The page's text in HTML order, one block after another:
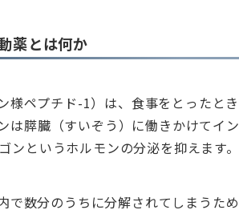
薬とは何か
様ペプチド-1）は、食事をとったと
は膵臓（すいぞう）に働きかけてイ
ンというホルモンの分泌を抑えます。
で数分のうちに分解されてしまうた